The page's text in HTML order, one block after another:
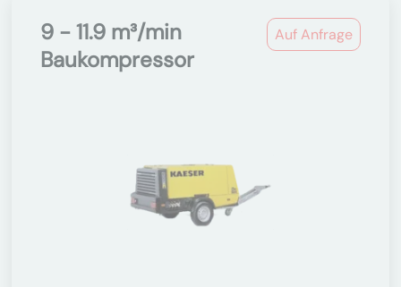
Auf Anfrage
9 - 11.9 m³/min
Baukompressor